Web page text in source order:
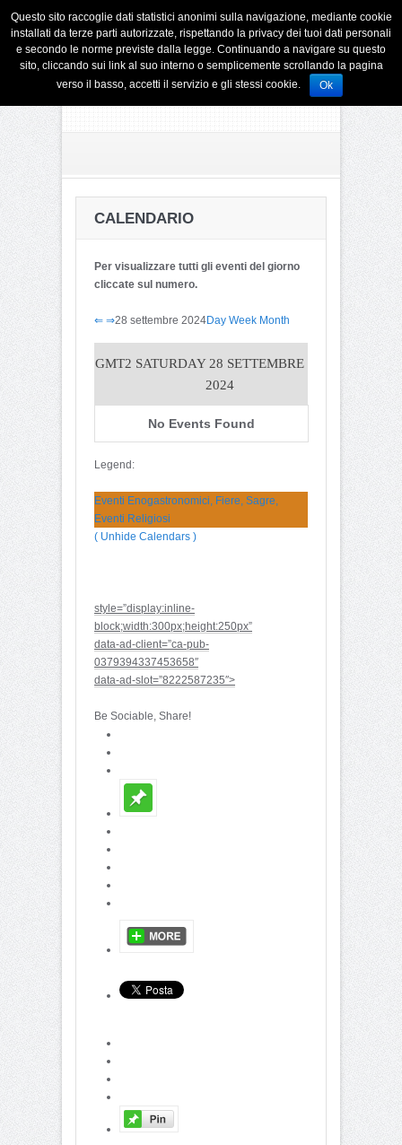
CALENDARIO
Per visualizzare tutti gli eventi del giorno
cliccate sul numero.
⇐ ⇒28 settembre 2024Day Week Month
GMT2 SATURDAY 28 SETTEMBRE
2024
No Events Found
Legend:
Eventi Enogastronomici, Fiere, Sagre,
Eventi Religiosi
( Unhide Calendars )
style=”display:inline-
block;width:300px;height:250px”
data-ad-client=”ca-pub-
0379394337453658″
data-ad-slot=”8222587235″>
Be Sociable, Share!
Questo sito raccoglie dati statistici anonimi sulla navigazione, mediante cookie
installati da terze parti autorizzate, rispettando la privacy dei tuoi dati personali
e secondo le norme previste dalla legge. Continuando a navigare su questo
sito, cliccando sui link al suo interno o semplicemente scrollando la pagina
verso il basso, accetti il servizio e gli stessi cookie.
Ok